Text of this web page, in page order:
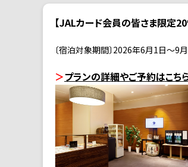
【JALカード会員の皆さま限定
〔宿泊対象期間〕2026年6月1日～9
＞プランの詳細やご予約はこち